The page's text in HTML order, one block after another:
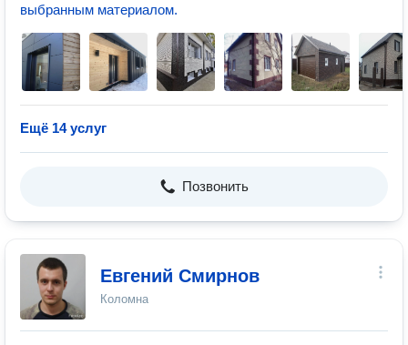
выбранным материалом.
Ещё 14 услуг
Позвонить
Евгений Смирнов
Коломна